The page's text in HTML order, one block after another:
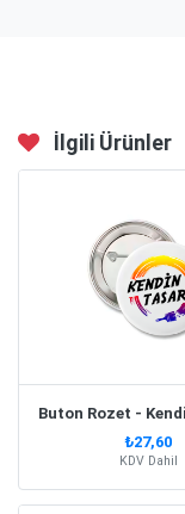
İlgili Ürünler
₺27,60
KDV Dahil